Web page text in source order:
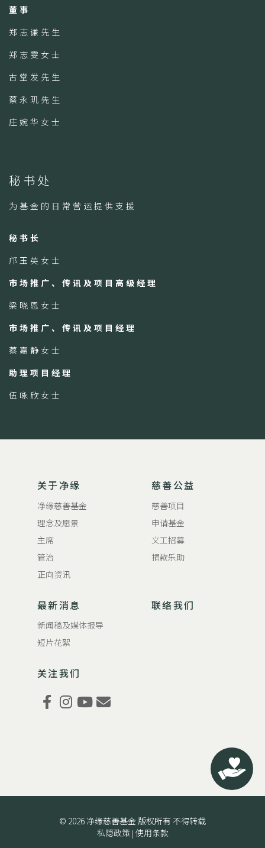
董事
郑志谦先生
郑志雯女士
古堂发先生
蔡永玑先生
庄婉华女士
秘书处
为基金的日常营运提供支援
秘书长
邝玉英女士
市场推广、传讯及项目高级经理
梁晓恩女士
市场推广、传讯及项目经理
蔡嘉静女士
助理项目经理
伍咏欣女士
关于净缘
净缘慈善基金
理念及愿景
主席
管治
正向资讯
慈善公益
慈善项目
申请基金
义工招募
捐款乐助
最新消息
新闻稿及媒体报导
短片花絮
联络我们
关注我们
© 2026 净缘慈善基金 版权所有 不得转载
私隠政策| 使用条款